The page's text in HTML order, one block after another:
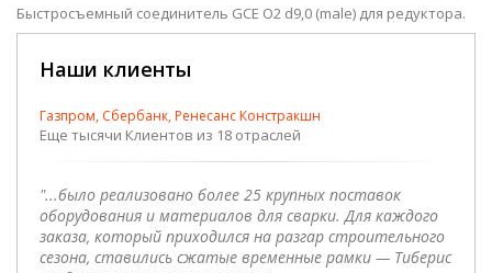
Быстросъемный соединитель GCE O2 d9,0 (male) для редуктора.
Наши клиенты
Газпром, Сбербанк, Ренесанс Констракшн
Еще тысячи Клиентов из 18 отраслей
"...было реализовано более 25 крупных поставок
оборудования и материалов для сварки. Для каждого
заказа, который приходился на разгар строительного
сезона, ставились сжатые временные рамки — Тиберис